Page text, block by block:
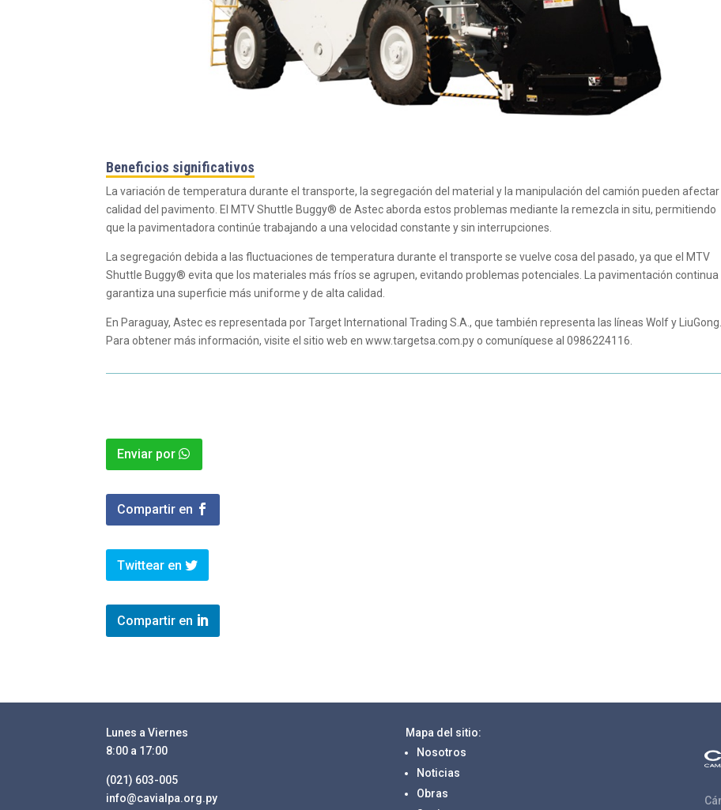
Beneficios significativos
La variación de temperatura durante el transporte, la segregación del material y la manipulación del camión pueden afectar
calidad del pavimento. El MTV Shuttle Buggy® de Astec aborda estos problemas mediante la remezcla in situ, permitiendo
que la pavimentadora continúe trabajando a una velocidad constante y sin interrupciones.
La segregación debida a las fluctuaciones de temperatura durante el transporte se vuelve cosa del pasado, ya que el MTV
Shuttle Buggy® evita que los materiales más fríos se agrupen, evitando problemas potenciales. La pavimentación continua
garantiza una superficie más uniforme y de alta calidad.
En Paraguay, Astec es representada por Target International Trading S.A., que también representa las líneas Wolf y LiuGong.
Para obtener más información, visite el sitio web en www.targetsa.com.py o comuníquese al 0986224116.
Enviar por
Compartir en
Twittear en
Compartir en
Lunes a Viernes
8:00 a 17:00
(021) 603-005
info@cavialpa.org.py
Mapa del sitio:
Nosotros
Noticias
Obras